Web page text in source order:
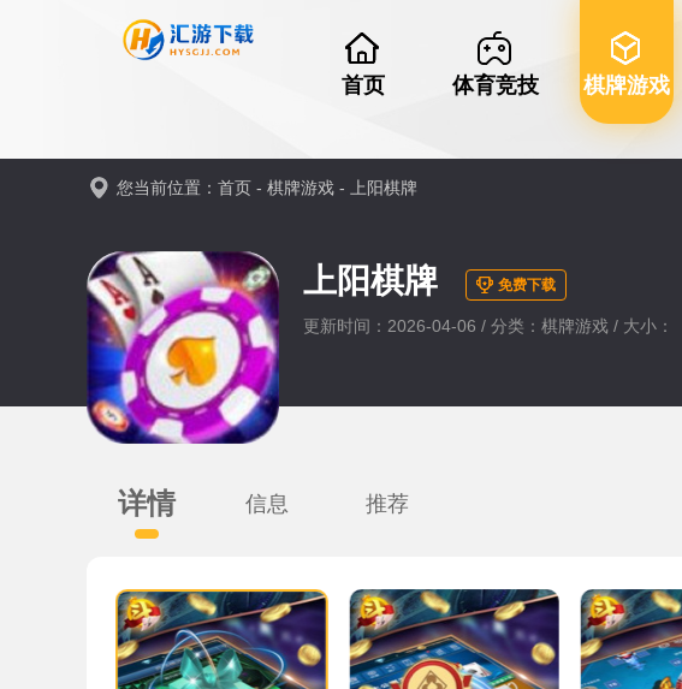
首页 体育竞技 棋牌游戏
您当前位置： 首页 - 棋牌游戏 - 上阳棋牌
上阳棋牌 免费下载
更新时间：2026-04-06 / 分类：棋牌游戏 / 大小：
详情 信息 推荐